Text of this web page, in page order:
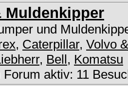
Muldenkipper
und
, Caterpillar, Volvo
, Bell, Komatsu
aktiv: 11